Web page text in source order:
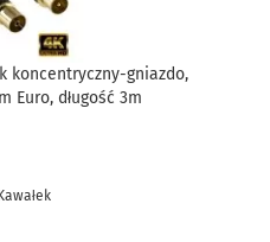
koncentryczny-gniazdo,
Euro, długość 3m